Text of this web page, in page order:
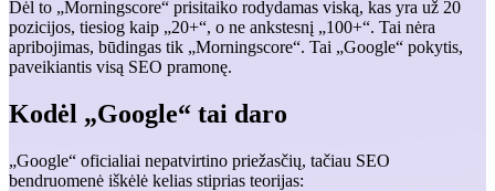
Dėl to „Morningscore“ prisitaiko rodydamas viską, kas yra už 20
pozicijos, tiesiog kaip „20+“, o ne ankstesnį „100+“. Tai nėra
apribojimas, būdingas tik „Morningscore“. Tai „Google“ pokytis,
paveikiantis visą SEO pramonę.
Kodėl „Google“ tai daro
„Google“ oficialiai nepatvirtino priežasčių, tačiau SEO
bendruomenė iškėlė kelias stiprias teorijas: